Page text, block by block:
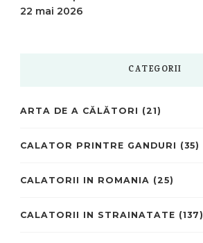
22 mai 2026
CATEGORII
ARTA DE A CĂLĂTORI (21)
CALATOR PRINTRE GANDURI (35)
CALATORII IN ROMANIA (25)
CALATORII IN STRAINATATE (137)